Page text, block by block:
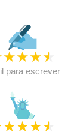
★★★★
para escrever
★★★★